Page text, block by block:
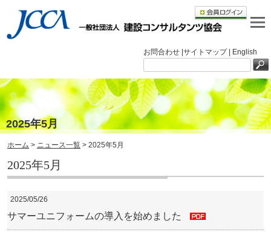
お問合わせ |サイトマップ | English
2025年5月
ホーム > ニュース一覧 > 2025年5月
2025年5月
2025/05/26
サマーユニフォームの導入を始めました